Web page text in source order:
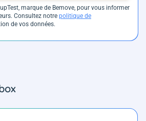
marque de Bemove, pour vous informer
Consultez notre politique de
de vos données.